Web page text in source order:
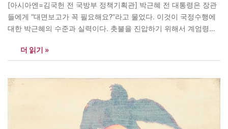
[아시아엔=김국헌 전 국방부 정책기획관] 박근혜 전 대통령은 장관
들에게 “대면보고가 꼭 필요해요?”라고 물었다. 이것이 국정수행에
대한 박근혜의 수준과 실력이다. 촛불을 진압하기 위해서 계엄령이
혜가 쫓겨난 것은 20여명의 여당의원이 탄핵 의결에 가담했기 때문
더 읽기 »